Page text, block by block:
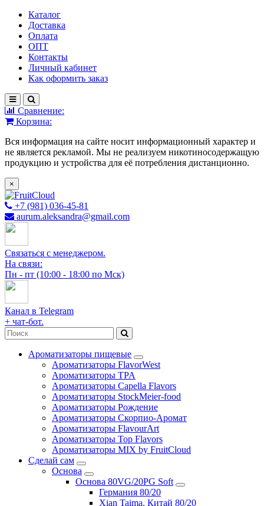
Каталог
Доставка
Оплата
ОПТ
Контакты
Личный кабинет
Как оформить заказ
Сравнение:
Корзина:
Вся информация на сайте носит информационный характер и
не является рекламой. Мы не реализуем никотиносодержащую
продукцию и устройства для её потребления дистанционно.
×
+7 (981) 036-45-81
aurum.aleksandra@gmail.com
Связаться с менеджером.
На связи:
Пн - пт (10:00 - 18:00 по Мск)
Канал в Telegram
+ чат-бот.
Ароматизаторы пищевые
Ароматизаторы FlavorWest
Ароматизаторы TPA
Ароматизаторы Capella Flavors
Ароматизаторы StockMeier-food
Ароматизаторы Рождение
Ароматизаторы Скорпио-Аромат
Ароматизаторы FlavourArt
Ароматизаторы Top Flavors
Ароматизаторы MIX by FruitCloud
Сделай сам
Основа
Основа 80VG/20PG Soft
Германия 80/20
Xian Taima, Китай 80/20